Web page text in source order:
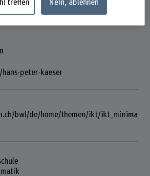
peter-kaeser
bwl/de/home/themen/ikt/ikt_minima
treffen Nein, ablehnen